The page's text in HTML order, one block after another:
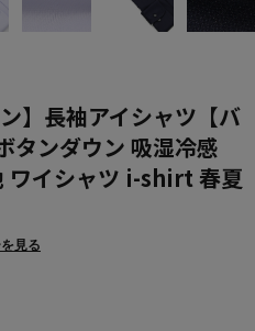
】長袖アイシャツ【バ
タンダウン 吸湿冷感
ワイシャツ i-shirt 春夏
見る